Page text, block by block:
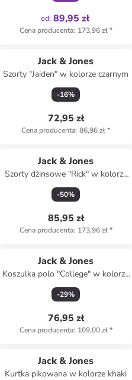
od: 89,95 zł
Cena producenta: 173,96 zł*
Jack & Jones
Szorty "Jaiden" w kolorze czarnym
-16%
72,95 zł
Cena producenta: 86,96 zł*
Jack & Jones
Szorty dżinsowe "Rick" w kolorze
niebieskim
-50%
85,95 zł
Cena producenta: 173,96 zł*
Jack & Jones
Koszulka polo "College" w kolorze
białym
-29%
76,95 zł
Cena producenta: 109,00 zł*
Jack & Jones
Kurtka pikowana w kolorze khaki